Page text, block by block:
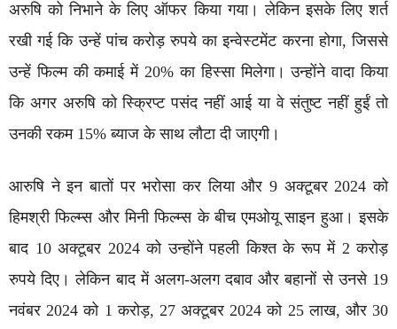
अरुषि को निभाने के लिए ऑफर किया गया। लेकिन इसके लिए शर्त
रखी गई कि उन्हें पांच करोड़ रुपये का इन्वेस्टमेंट करना होगा, जिससे
उन्हें फिल्म की कमाई में 20% का हिस्सा मिलेगा। उन्होंने वादा किया
कि अगर अरुषि को स्क्रिप्ट पसंद नहीं आई या वे संतुष्ट नहीं हुईं तो
उनकी रकम 15% ब्याज के साथ लौटा दी जाएगी।
आरुषि ने इन बातों पर भरोसा कर लिया और 9 अक्टूबर 2024 को
हिमश्री फिल्म्स और मिनी फिल्म्स के बीच एमओयू साइन हुआ। इसके
बाद 10 अक्टूबर 2024 को उन्होंने पहली किश्त के रूप में 2 करोड़
रुपये दिए। लेकिन बाद में अलग-अलग दबाव और बहानों से उनसे 19
नवंबर 2024 को 1 करोड़, 27 अक्टूबर 2024 को 25 लाख, और 30